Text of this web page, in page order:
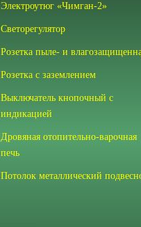
Электроутюг «Чимган-2»
Светорегулятор
Розетка пыле- и
Розетка с заземлением
Выключатель кнопочный с
индикацией
Дровяная отопительно-варочная
печь
Потолок металлический